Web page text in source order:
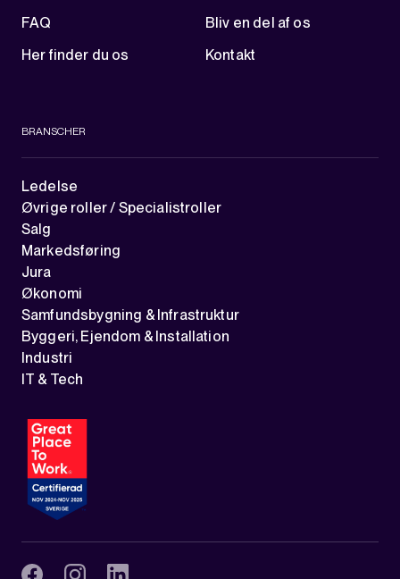
FAQ
Bliv en del af os
Her finder du os
Kontakt
BRANSCHER
Ledelse
Øvrige roller / Specialistroller
Salg
Markedsføring
Jura
Økonomi
Samfundsbygning & Infrastruktur
Byggeri, Ejendom & Installation
Industri
IT & Tech